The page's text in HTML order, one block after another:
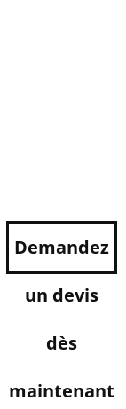
Demandez
un devis
dès
maintenant